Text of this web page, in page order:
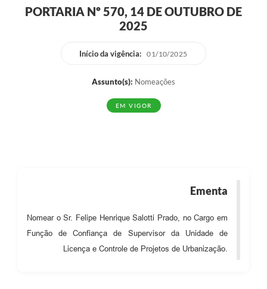
Serviços Online
Carta de Serviços
Arquivos para Download
PORTARIA Nº 570, 14 DE OUTUBRO DE
2025
Início da vigência: 01/10/2025
Assunto(s): Nomeações
EM VIGOR
Ementa
Nomear o Sr. Felipe Henrique Salotti Prado, no Cargo em
Função de Confiança de Supervisor da Unidade de
Licença e Controle de Projetos de Urbanização.